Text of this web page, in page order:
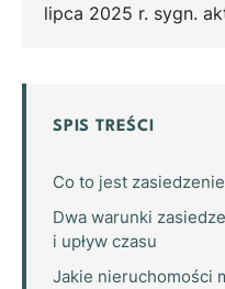
lipca 2025 r. sygn.
SPIS TREŚCI
Co to jest
Dwa warunki
i upływ czasu
Jakie nieruchomości